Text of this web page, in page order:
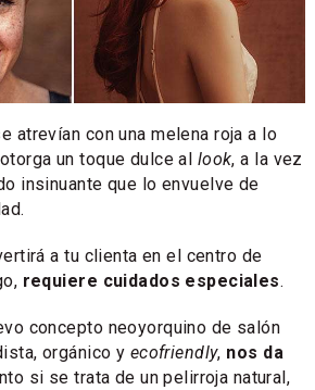
atrevían con una melena roja a lo
un toque dulce al look, a la vez
insinuante que lo envuelve de
a tu clienta en el centro de
requiere cuidados especiales.
concepto neoyorquino de salón
orgánico y ecofriendly, nos da
si se trata de un pelirroja natural,